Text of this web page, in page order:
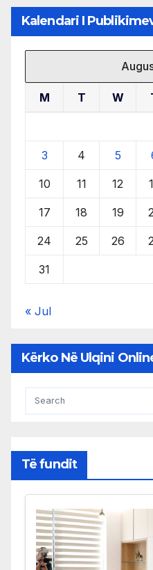
Kalendari I
M T W
3 4 5
10 11 12
17 18 19
24 25 26
31
« Jul
Kërko Në Ulqini
Të fundit